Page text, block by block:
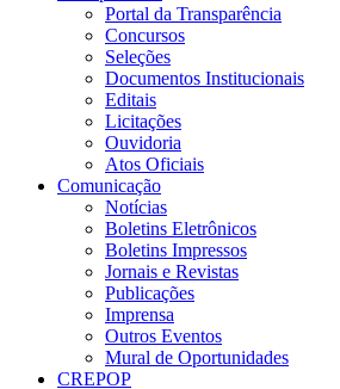
Portal da Transparência
Concursos
Seleções
Documentos Institucionais
Editais
Licitações
Ouvidoria
Atos Oficiais
Comunicação
Notícias
Boletins Eletrônicos
Boletins Impressos
Jornais e Revistas
Publicações
Imprensa
Outros Eventos
Mural de Oportunidades
CREPOP